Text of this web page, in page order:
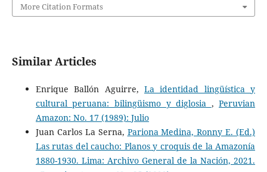
More Citation Formats
Similar Articles
Enrique Ballón Aguirre, La identidad lingüística y
cultural peruana: bilingüismo y diglosia ,Peruvian
Amazon: No. 17 (1989): Julio
Juan Carlos La Serna, Pariona Medina, Ronny E. (Ed.)
Las rutas del caucho: Planos y croquis de la Amazonía
1880-1930. Lima: Archivo General de la Nación, 2021.